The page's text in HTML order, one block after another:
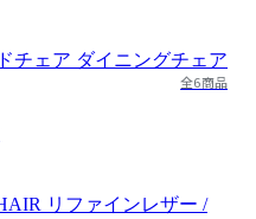
全6商品